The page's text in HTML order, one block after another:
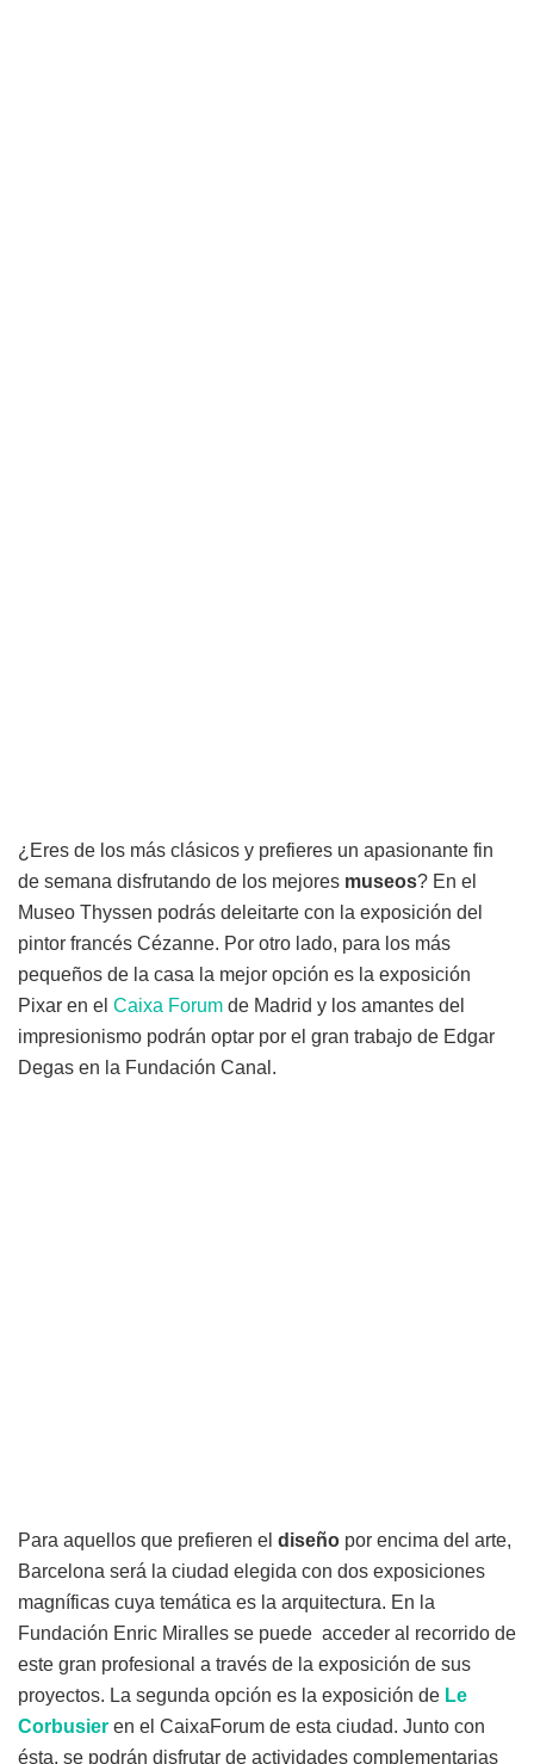
¿Eres de los más clásicos y prefieres un apasionante fin
de semana disfrutando de los mejores museos? En el
Museo Thyssen podrás deleitarte con la exposición del
pintor francés Cézanne. Por otro lado, para los más
pequeños de la casa la mejor opción es la exposición
Pixar en el Caixa Forum de Madrid y los amantes del
impresionismo podrán optar por el gran trabajo de Edgar
Degas en la Fundación Canal.
Para aquellos que prefieren el diseño por encima del arte,
Barcelona será la ciudad elegida con dos exposiciones
magníficas cuya temática es la arquitectura. En la
Fundación Enric Miralles se puede acceder al recorrido de
este gran profesional a través de la exposición de sus
proyectos. La segunda opción es la exposición de Le
Corbusier en el CaixaForum de esta ciudad. Junto con
ésta, se podrán disfrutar de actividades complementarias